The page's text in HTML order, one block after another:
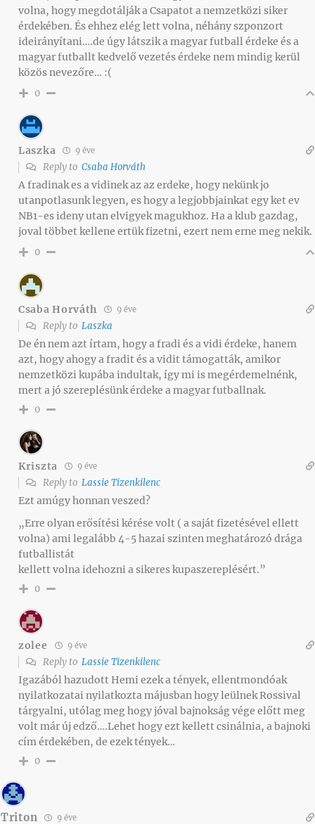
volna, hogy megdotálják a Csapatot a nemzetközi siker
érdekében. És ehhez elég lett volna, néhány szponzort
ideirányítani….de úgy látszik a magyar futball érdeke és a
magyar futballt kedvelő vezetés érdeke nem mindig kerül
közös nevezőre… :(
0
Laszka 9 éve
Reply to Csaba Horváth
A fradinak es a vidinek az az erdeke, hogy nekünk jo
utanpotlasunk legyen, es hogy a legjobbjainkat egy ket ev
NB1-es ideny utan elvigyek magukhoz. Ha a klub gazdag,
joval többet kellene ertük fizetni, ezert nem erne meg nekik.
0
Csaba Horváth 9 éve
Reply to Laszka
De én nem azt írtam, hogy a fradi és a vidi érdeke, hanem
azt, hogy ahogy a fradit és a vidit támogatták, amikor
nemzetközi kupába indultak, így mi is megérdemelnénk,
mert a jó szereplésünk érdeke a magyar futballnak.
0
Kriszta 9 éve
Reply to Lassie Tizenkilenc
Ezt amúgy honnan veszed?
„Erre olyan erősítési kérése volt ( a saját fizetésével ellett
volna) ami legalább 4-5 hazai szinten meghatározó drága
futballistát
kellett volna idehozni a sikeres kupaszereplésért.”
0
zolee 9 éve
Reply to Lassie Tizenkilenc
Igazából hazudott Hemi ezek a tények, ellentmondóak
nyilatkozatai nyilatkozta májusban hogy leülnek Rossival
tárgyalni, utólag meg hogy jóval bajnokság vége előtt meg
volt már új edző….Lehet hogy ezt kellett csinálnia, a bajnoki
cím érdekében, de ezek tények…
0
Triton 9 éve